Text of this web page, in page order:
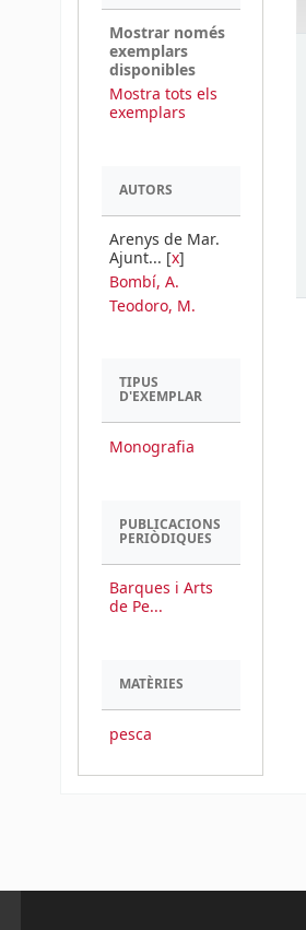
Mostrar només
exemplars
disponibles
Mostra tots els
exemplars
AUTORS
Arenys de Mar.
Ajunt... [x]
Bombí, A.
Teodoro, M.
TIPUS
D'EXEMPLAR
Monografia
PUBLICACIONS
PERIÒDIQUES
Barques i Arts
de Pe...
MATÈRIES
pesca